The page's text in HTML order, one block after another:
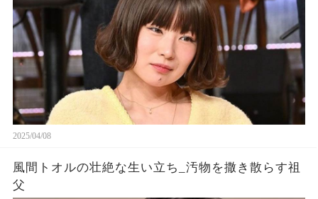
2025/04/08
風間トオルの壮絶な生い立ち_汚物を撒き散らす祖
父